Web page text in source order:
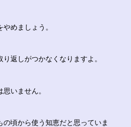
めましょう。
り返しがつかなくなりますよ。
いません。
の頃から使う知恵だと思っていま